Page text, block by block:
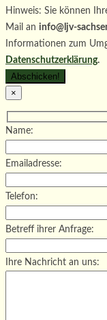
Hinweis: Sie können
Mail an info@ljv-
Informationen zum
Datenschutzerklärung.
×
Name:
Emailadresse:
Telefon:
Betreff ihrer Anfrage:
Ihre Nachricht an uns: